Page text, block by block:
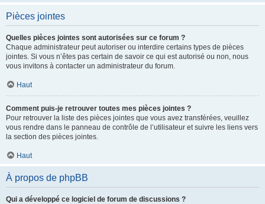
Pièces jointes
Quelles pièces jointes sont autorisées sur ce forum ?
Chaque administrateur peut autoriser ou interdire certains types de pièces
jointes. Si vous n’êtes pas certain de savoir ce qui est autorisé ou non, nous
vous invitons à contacter un administrateur du forum.
Haut
Comment puis-je retrouver toutes mes pièces jointes ?
Pour retrouver la liste des pièces jointes que vous avez transférées, veuillez
vous rendre dans le panneau de contrôle de l’utilisateur et suivre les liens vers
la section des pièces jointes.
Haut
À propos de phpBB
Qui a développé ce logiciel de forum de discussions ?